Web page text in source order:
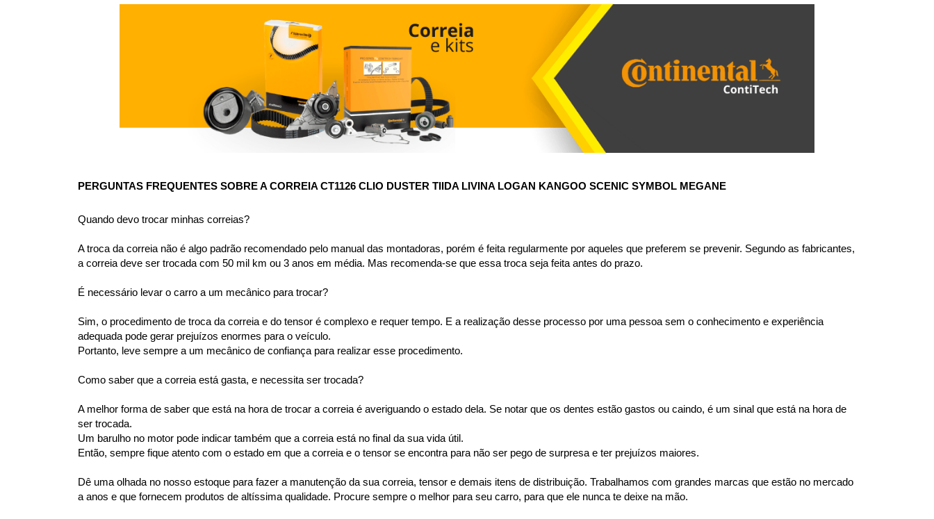
PERGUNTAS FREQUENTES SOBRE A CORREIA CT1126 CLIO DUSTER TIIDA LIVINA LOGAN KANGOO SCENIC SYMBOL MEGANE
Quando devo trocar minhas correias?
A troca da correia não é algo padrão recomendado pelo manual das montadoras, porém é feita regularmente por aqueles que preferem se prevenir. Segundo as fabricantes,
a correia deve ser trocada com 50 mil km ou 3 anos em média. Mas recomenda-se que essa troca seja feita antes do prazo.
É necessário levar o carro a um mecânico para trocar?
Sim, o procedimento de troca da correia e do tensor é complexo e requer tempo. E a realização desse processo por uma pessoa sem o conhecimento e experiência
adequada pode gerar prejuízos enormes para o veículo.
Portanto, leve sempre a um mecânico de confiança para realizar esse procedimento.
Como saber que a correia está gasta, e necessita ser trocada?
A melhor forma de saber que está na hora de trocar a correia é averiguando o estado dela. Se notar que os dentes estão gastos ou caindo, é um sinal que está na hora de
ser trocada.
Um barulho no motor pode indicar também que a correia está no final da sua vida útil.
Então, sempre fique atento com o estado em que a correia e o tensor se encontra para não ser pego de surpresa e ter prejuízos maiores.
Dê uma olhada no nosso estoque para fazer a manutenção da sua correia, tensor e demais itens de distribuição. Trabalhamos com grandes marcas que estão no mercado
a anos e que fornecem produtos de altíssima qualidade. Procure sempre o melhor para seu carro, para que ele nunca te deixe na mão.